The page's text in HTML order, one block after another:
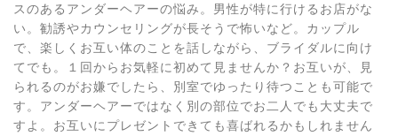
スのあるアンダーヘアーの悩み。男性が特に行けるお店がな
い。勧誘やカウンセリングが長そうで怖いなど。カップル
で、楽しくお互い体のことを話しながら、ブライダルに向け
てでも。１回からお気軽に初めて見ませんか？お互いが、見
られるのがお嫌でしたら、別室でゆったり待つことも可能で
す。アンダーヘアーではなく別の部位でお二人でも大丈夫で
すよ。お互いにプレゼントできても喜ばれるかもしれません